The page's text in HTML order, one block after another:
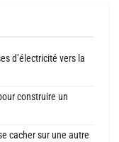
d’électricité vers la
construire un
cacher sur une autre